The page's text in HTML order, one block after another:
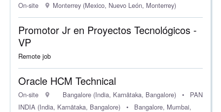
On-site Monterrey (Mexico, Nuevo León, Monterrey)
Promotor Jr en Proyectos Tecnológicos -
VP
Remote job
Oracle HCM Technical
On-site Bangalore (India, Karnātaka, Bangalore) •
PAN
INDIA (India, Karnātaka, Bangalore)
•
Bangalore, Mumbai,